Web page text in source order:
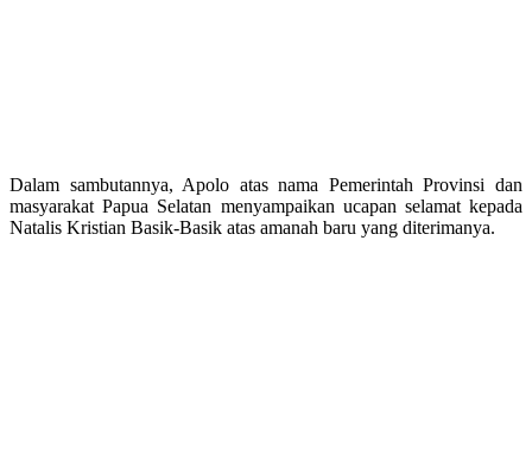
Dalam sambutannya, Apolo atas nama Pemerintah Provinsi dan
masyarakat Papua Selatan menyampaikan ucapan selamat kepada
Natalis Kristian Basik-Basik atas amanah baru yang diterimanya.